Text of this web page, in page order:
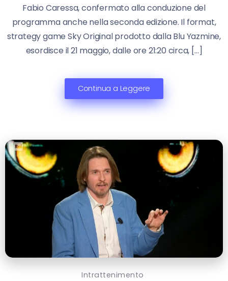
Fabio Caressa, confermato alla conduzione del
programma anche nella seconda edizione. Il format,
strategy game Sky Original prodotto dalla Blu Yazmine,
esordisce il 21 maggio, dalle ore 21:20 circa, […]
Continua a Leggere
Intrattenimento